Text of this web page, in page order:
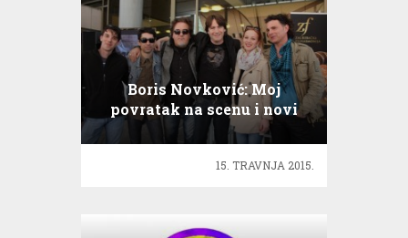
Boris Novković: Moj
povratak na scenu i novi
početak!
15. TRAVNJA 2015.